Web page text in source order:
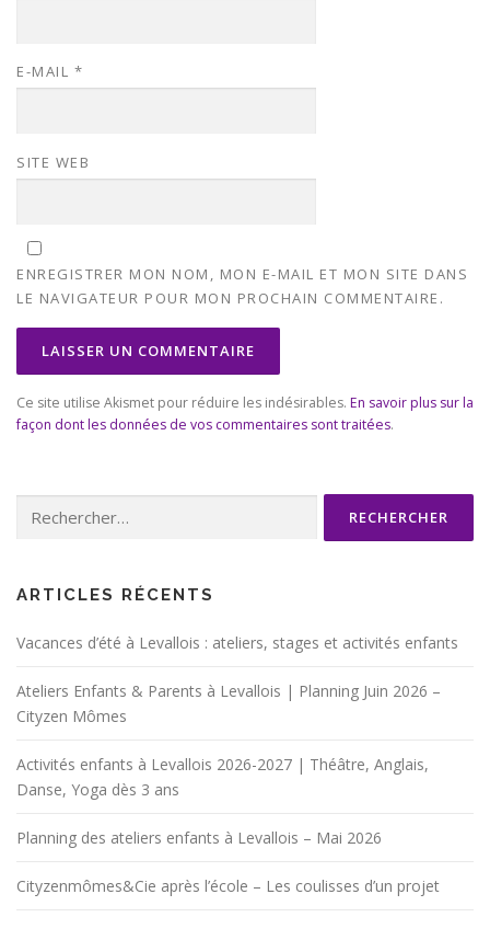
E-MAIL *
SITE WEB
ENREGISTRER MON NOM, MON E-MAIL ET MON SITE DANS
LE NAVIGATEUR POUR MON PROCHAIN COMMENTAIRE.
Ce site utilise Akismet pour réduire les indésirables. En savoir plus sur la
façon dont les données de vos commentaires sont traitées.
ARTICLES RÉCENTS
Vacances d’été à Levallois : ateliers, stages et activités enfants
Ateliers Enfants & Parents à Levallois | Planning Juin 2026 –
Cityzen Mômes
Activités enfants à Levallois 2026-2027 | Théâtre, Anglais,
Danse, Yoga dès 3 ans
Planning des ateliers enfants à Levallois – Mai 2026
Cityzenmômes&Cie après l’école – Les coulisses d’un projet